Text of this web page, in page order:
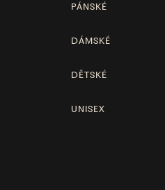
PÁNSKÉ
DÁMSKÉ
DĚTSKÉ
UNISEX